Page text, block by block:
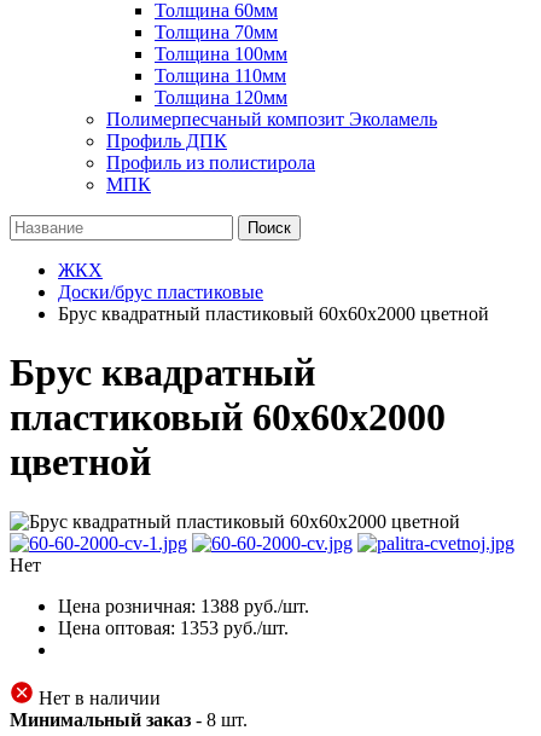
Толщина 60мм
Толщина 70мм
Толщина 100мм
Толщина 110мм
Толщина 120мм
Полимерпесчаный композит Эколамель
Профиль ДПК
Профиль из полистирола
МПК
Поиск
ЖКХ
Доски/брус пластиковые
Брус квадратный пластиковый 60х60х2000 цветной
Брус квадратный
пластиковый 60х60х2000
цветной
Нет
Цена розничная: 1388 руб./шт.
Цена оптовая: 1353 руб./шт.
Нет в наличии
Минимальный заказ - 8 шт.